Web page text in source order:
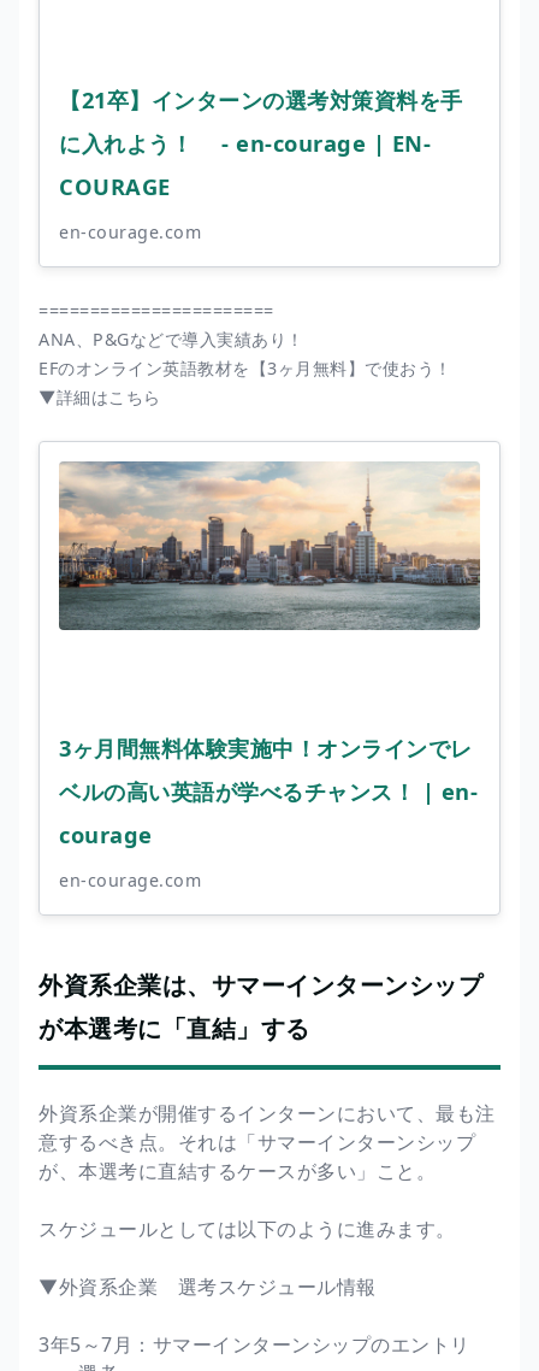
【21卒】インターンの選考対策資料を手
に入れよう！ - en-courage | EN-
COURAGE
en-courage.com
=======================
ANA、P&Gなどで導入実績あり！
EFのオンライン英語教材を【3ヶ月無料】で使おう！
▼詳細はこちら
3ヶ月間無料体験実施中！オンラインでレ
ベルの高い英語が学べるチャンス！ | en-
courage
en-courage.com
外資系企業は、サマーインターンシップ
が本選考に「直結」する
外資系企業が開催するインターンにおいて、最も注
意するべき点。それは「サマーインターンシップ
が、本選考に直結するケースが多い」こと。
スケジュールとしては以下のように進みます。
▼外資系企業 選考スケジュール情報
3年5～7月：サマーインターンシップのエントリ